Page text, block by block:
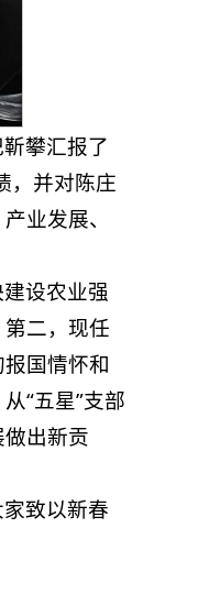
攀汇报了
，并对陈庄
业发展、
设农业强
二，现任
国情怀和
“五星”支部
出新贡
致以新春